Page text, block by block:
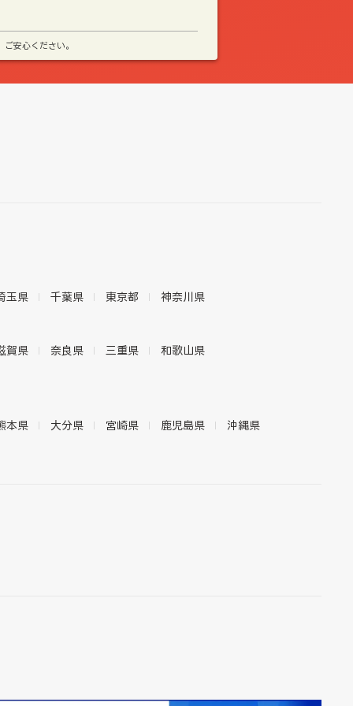
安心ください。
玉県 千葉県 東京都 神奈川県
賀県 奈良県 三重県 和歌山県
本県 大分県 宮崎県 鹿児島県 沖縄県